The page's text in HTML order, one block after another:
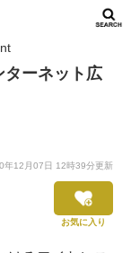
ターネット広
年12月07日 12時39分更新
お気に入り